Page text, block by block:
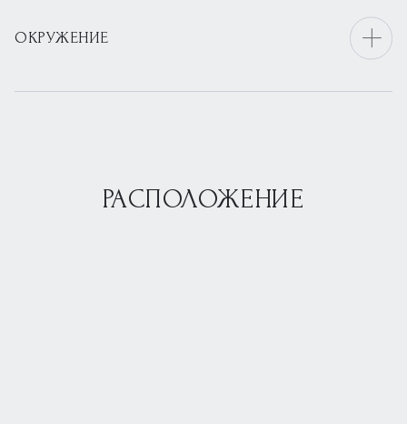
ОКРУЖЕНИЕ
РАСПОЛОЖЕНИЕ